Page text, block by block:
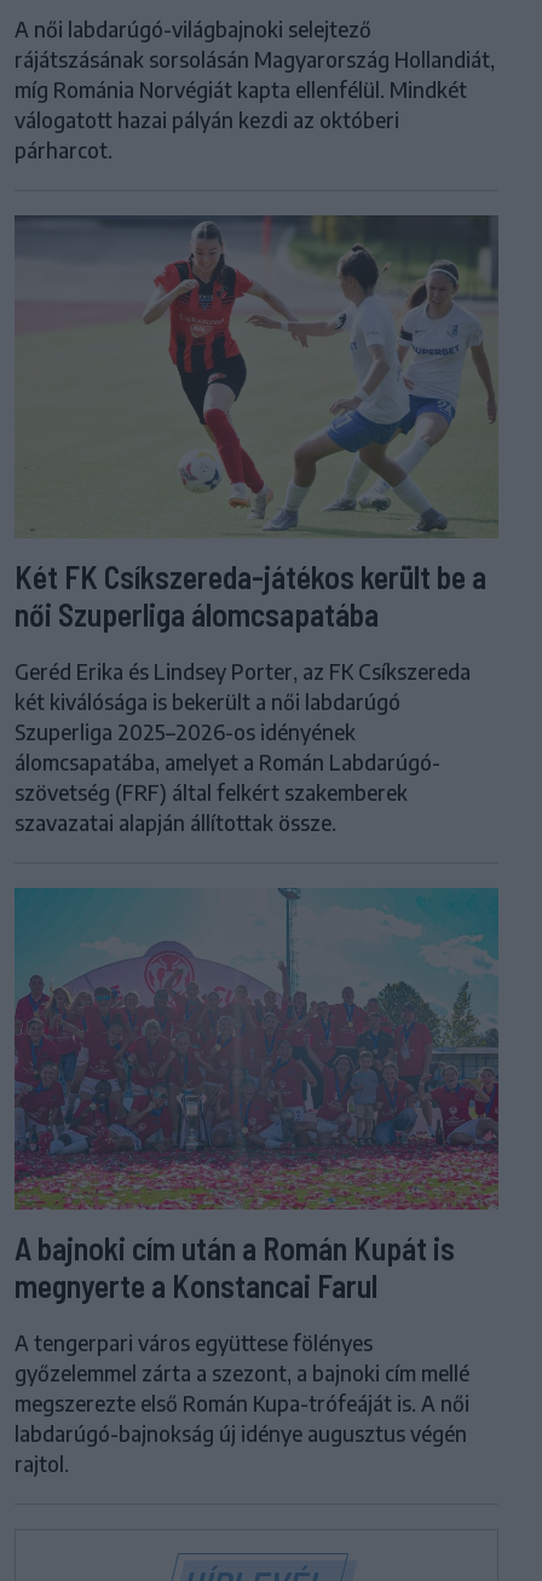
A női labdarúgó-világbajnoki selejtező
rájátszásának sorsolásán Magyarország Hollandiát,
míg Románia Norvégiát kapta ellenfélül. Mindkét
válogatott hazai pályán kezdi az októberi
párharcot.
Két FK Csíkszereda-játékos került be a
női Szuperliga álomcsapatába
Geréd Erika és Lindsey Porter, az FK Csíkszereda
két kiválósága is bekerült a női labdarúgó
Szuperliga 2025–2026-os idényének
álomcsapatába, amelyet a Román Labdarúgó-
szövetség (FRF) által felkért szakemberek
szavazatai alapján állítottak össze.
A bajnoki cím után a Román Kupát is
megnyerte a Konstancai Farul
A tengerpari város együttese fölényes
győzelemmel zárta a szezont, a bajnoki cím mellé
megszerezte első Román Kupa-trófeáját is. A női
labdarúgó-bajnokság új idénye augusztus végén
rajtol.